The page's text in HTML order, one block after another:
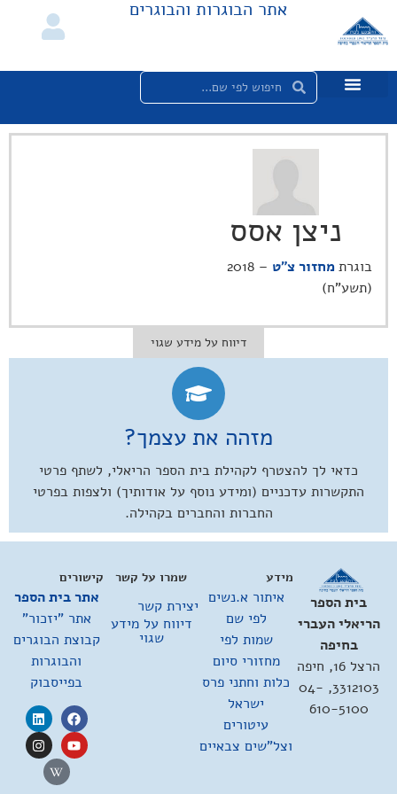
אתר הבוגרות והבוגרים
ניצן אסס
בוגרתמחזור צ"ט
– 2018
(תשע"ח)
דיווח על מידע שגוי
מזהה את עצמך?
כדאי לך להצטרף לקהילת בית הספר הריאלי, לשתף פרטי
התקשרות עדכניים (ומידע נוסף על אודותיך) ולצפות בפרטי
החברות והחברים בקהילה.
בית הספר
הריאלי העברי
בחיפה
הרצל 16, חיפה
3312103, 04-
610-5100
מידע
איתור א.נשים
לפי שם
שמות לפי
מחזורי סיום
כלות וחתני פרס
ישראל
עיטורים
וצל"שים צבאיים
קישורים
אתר בית הספר
אתר "יזכור"
קבוצת הבוגרים
והבוגרות
בפייסבוק
שמרו על קשר
יצירת קשר
דיווח על מידע
שגוי